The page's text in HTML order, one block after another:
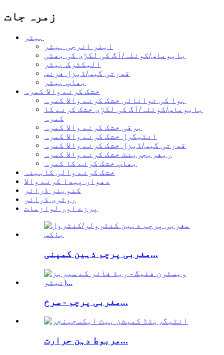
زمرہ جات
ہیٹر
ایئر انرجی ہیٹر
بایوماس/کوئلہ/آگ کی لکڑی کی بھٹی
الیکٹرک ہیٹر
قدرتی گیس/ڈیزل فرنس
بھاپ ہیٹر
خشک کرنے والا کمرہ
ہوا کی توانائی خشک کرنے والا کمرہ
بایوماس/کوئلہ/آگ کی لکڑی خشک کرنے کا
کمرہ
برقی خشک کرنے والا کمرہ
انٹیگرل خشک کرنے والا کمرہ
قدرتی گیس/ڈیزل خشک کرنے والا کمرہ
ریفریجرینٹ خشک کرنے والا کمرہ
بھاپ خشک کرنے کا کمرہ
خشک کرنے والی کابینہ
دھواں پیدا کرنے والا
کنویئر ڈرائر
روٹری ڈرائر
پرزے اور لوازمات
مغربی پرچم ذہین کمپنی...
مغربی پرچم - سرخ...
مربوط دہن حرارت...